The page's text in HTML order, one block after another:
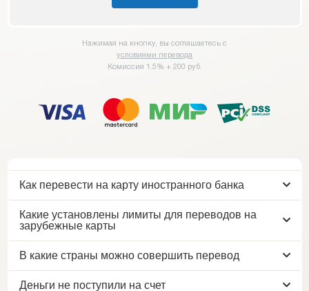
Нажимая на кнопку, вы соглашаетесь с
условиями перевода
Комиссия 1.5% + 200 руб.
Как перевести на карту иностранного банка
Какие установлены лимиты для переводов на
зарубежные карты
В какие страны можно совершить перевод
Деньги не поступили на счет